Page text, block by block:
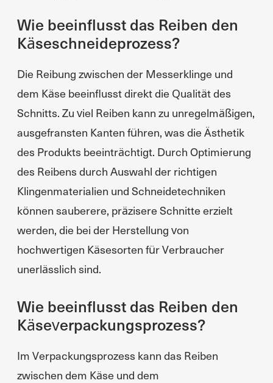
Wie beeinflusst das Reiben den
Käseschneideprozess?
Die Reibung zwischen der Messerklinge und
dem Käse beeinflusst direkt die Qualität des
Schnitts. Zu viel Reiben kann zu unregelmäßigen,
ausgefransten Kanten führen, was die Ästhetik
des Produkts beeinträchtigt. Durch Optimierung
des Reibens durch Auswahl der richtigen
Klingenmaterialien und Schneidetechniken
können sauberere, präzisere Schnitte erzielt
werden, die bei der Herstellung von
hochwertigen Käsesorten für Verbraucher
unerlässlich sind.
Wie beeinflusst das Reiben den
Käseverpackungsprozess?
Im Verpackungsprozess kann das Reiben
zwischen dem Käse und dem